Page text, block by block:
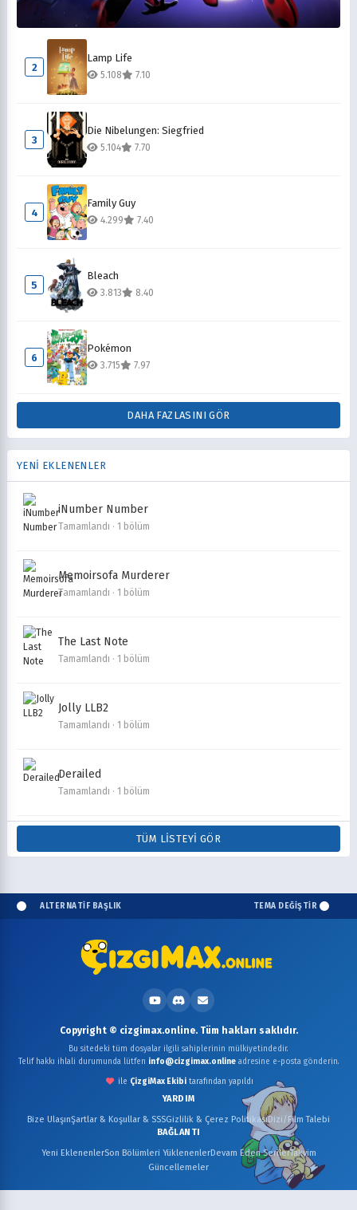
1
Mucize Uğur Böceği ile Kara Kedi
10.336 8.10
2
Lamp Life
5.108 7.10
3
Die Nibelungen: Siegfried
5.104 7.70
4
Family Guy
4.299 7.40
5
Bleach
3.813 8.40
6
Pokémon
3.715 7.97
DAHA FAZLASINI GÖR
YENİ EKLENENLER
iNumber Number
Tamamlandı · 1 bölüm
Memoirsofa Murderer
Tamamlandı · 1 bölüm
The Last Note
Tamamlandı · 1 bölüm
Jolly LLB2
Tamamlandı · 1 bölüm
Derailed
Tamamlandı · 1 bölüm
TÜM LISTEYI GÖR
ALTERNATİF BAŞLIK TEMA DEĞİŞTİR
YARDIM
Bize UlaşınŞartlar & Koşullar & SSSGizlilik & Çerez PolitikasıDizi/Film Talebi
BAĞLANTI
Yeni EklenenlerSon Bölümleri YüklenenlerDevam Eden SerilerTakvim
Güncellemeler
Copyright © cizgimax.online. Tüm hakları saklıdır.
Bu sitedeki tüm dosyalar ilgili sahiplerinin mülkiyetindedir.
Telif hakkı ihlali durumunda lütfen info@cizgimax.onlineadresine e-posta gönderin.
ile ÇizgiMax Ekibitarafından yapıldı